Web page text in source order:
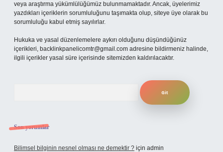
veya araştırma yükümlülüğümüz bulunmamaktadır. Ancak, üyelerimiz
yazdıkları içeriklerin sorumluluğunu taşımakta olup, siteye üye olarak bu
sorumluluğu kabul etmiş sayılırlar.
Hukuka ve yasal düzenlemelere aykırı olduğunu düşündüğünüz
içerikleri, backlinkpanelicomtr@gmail.com adresine bildirmeniz halinde,
ilgili içerikler yasal süre içerisinde sitemizden kaldırılacaktır.
Son yorumlar
Bilimsel bilginin nesnel olması ne demektir ? için admin